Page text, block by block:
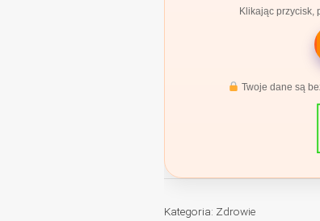
Klikając przycisk,
Twoje dane są
Kategoria: Zdrowie